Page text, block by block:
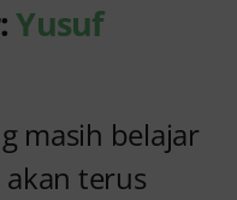
Yusuf
masih belajar
terus